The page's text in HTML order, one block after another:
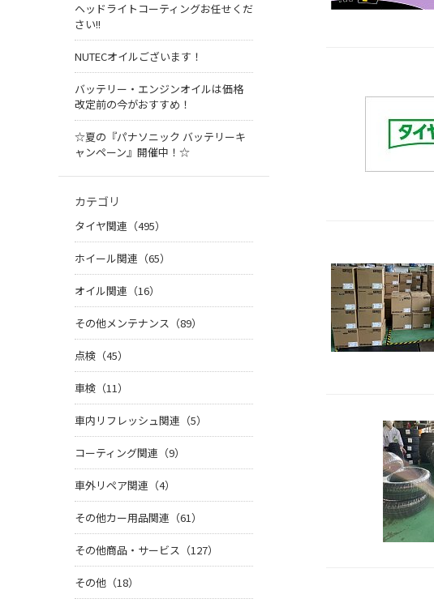
ヘッドライトコーティングお任せくだ
さい!!
NUTECオイルございます！
バッテリー・エンジンオイルは価格
改定前の今がおすすめ！
☆夏の『パナソニック バッテリーキ
ャンペーン』開催中！☆
カテゴリ
タイヤ関連（495）
ホイール関連（65）
オイル関連（16）
その他メンテナンス（89）
点検（45）
車検（11）
車内リフレッシュ関連（5）
コーティング関連（9）
車外リペア関連（4）
その他カー用品関連（61）
その他商品・サービス（127）
その他（18）